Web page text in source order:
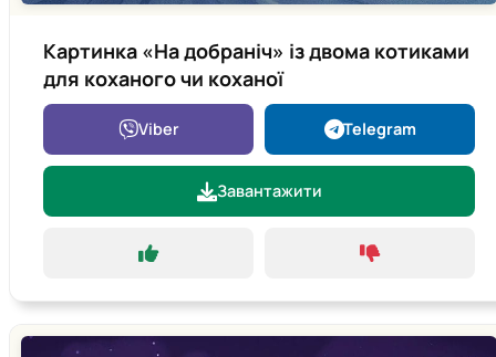
Картинка «На добраніч» із двома котиками
для коханого чи коханої
Viber Telegram
Завантажити